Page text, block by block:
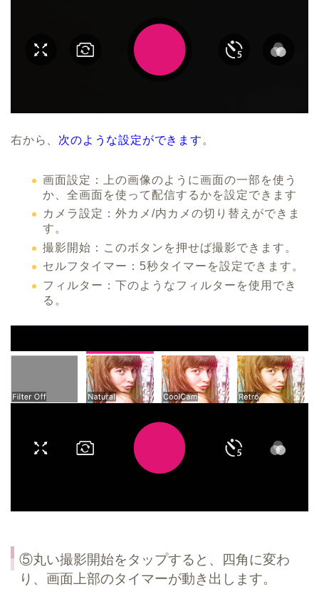
右から、 次のような設定ができます 。
画面設定：上の画像のように画面の一部を使う
か、全画面を使って配信するかを設定できます
カメラ設定：外カメ/内カメの切り替えができま
す。
撮影開始：このボタンを押せば撮影できます。
セルフタイマー：5秒タイマーを設定できます。
フィルター：下のようなフィルターを使用でき
る。
⑤丸い撮影開始をタップすると、四角に変わ
り、画面上部のタイマーが動き出します。